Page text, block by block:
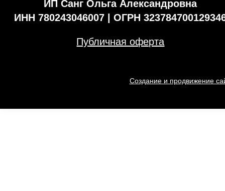
ИП Санг Ольга Александровна
ИНН 780243046007 | ОГРН
Публичная оферта
Создание и продвижение